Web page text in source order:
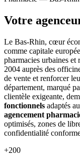
Votre
Le Bas-Rhin, cœur
comme capitale
pharmacies urbaines
2004 auprès des
de vente et renforcer
département, marqué
clientèle exigeante,
fonctionnels adaptés
agencement
optimisés, zones de
confidentialité
+200